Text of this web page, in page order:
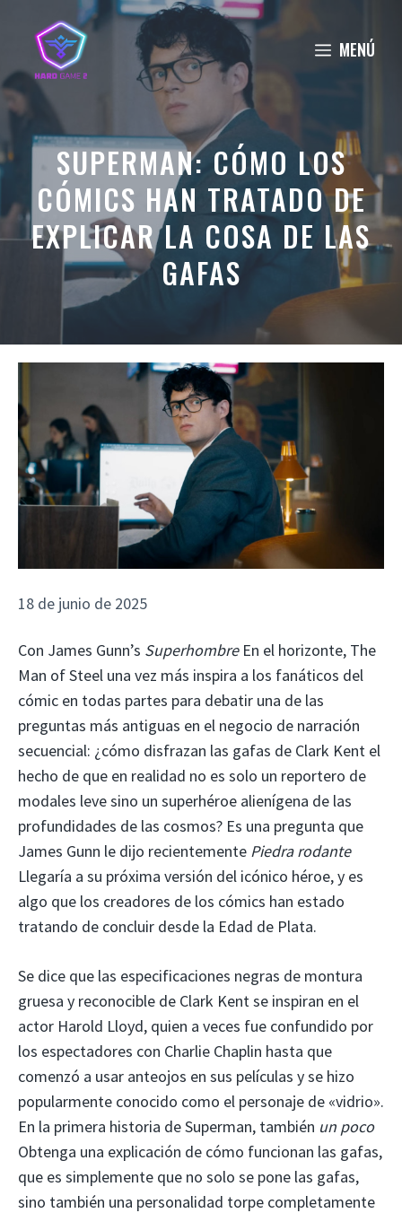
contenido
MENÚ
SUPERMAN: CÓMO LOS
CÓMICS HAN TRATADO DE
EXPLICAR LA COSA DE LAS
GAFAS
18 de junio de 2025
Con James Gunn’s SuperhombreEn el horizonte, The
Man of Steel una vez más inspira a los fanáticos del
cómic en todas partes para debatir una de las
preguntas más antiguas en el negocio de narración
secuencial: ¿cómo disfrazan las gafas de Clark Kent el
hecho de que en realidad no es solo un reportero de
modales leve sino un superhéroe alienígena de las
profundidades de las cosmos? Es una pregunta que
James Gunn le dijo recientemente Piedra rodante
Llegaría a su próxima versión del icónico héroe, y es
algo que los creadores de los cómics han estado
tratando de concluir desde la Edad de Plata.
Se dice que las especificaciones negras de montura
gruesa y reconocible de Clark Kent se inspiran en el
actor Harold Lloyd, quien a veces fue confundido por
los espectadores con Charlie Chaplin hasta que
comenzó a usar anteojos en sus películas y se hizo
popularmente conocido como el personaje de «vidrio».
En la primera historia de Superman, también un poco
Obtenga una explicación de cómo funcionan las gafas,
que es simplemente que no solo se pone las gafas,
sino también una personalidad torpe completamente